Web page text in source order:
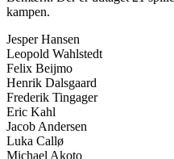
kampen.
Jesper Hansen
Leopold Wahlstedt
Felix Beijmo
Henrik Dalsgaard
Frederik Tingager
Eric Kahl
Jacob Andersen
Luka Callø
Michael Akoto